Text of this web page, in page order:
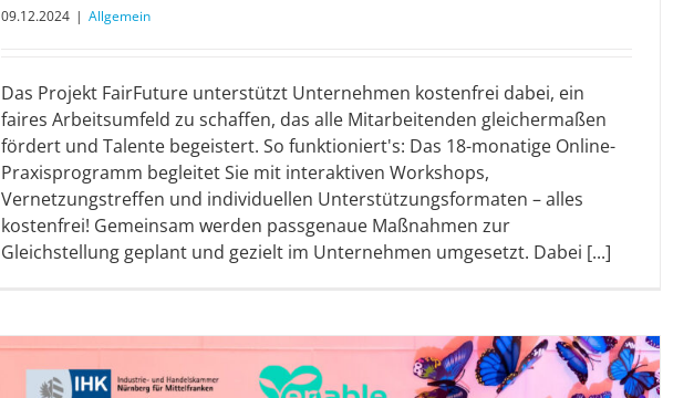
09.12.2024 | Allgemein
Das Projekt FairFuture unterstützt Unternehmen kostenfrei dabei, ein
faires Arbeitsumfeld zu schaffen, das alle Mitarbeitenden gleichermaßen
fördert und Talente begeistert. So funktioniert's: Das 18-monatige Online-
Praxisprogramm begleitet Sie mit interaktiven Workshops,
Vernetzungstreffen und individuellen Unterstützungsformaten – alles
kostenfrei! Gemeinsam werden passgenaue Maßnahmen zur
Gleichstellung geplant und gezielt im Unternehmen umgesetzt. Dabei [...]